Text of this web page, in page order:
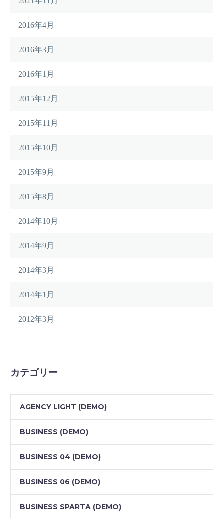
2016年4月
2016年3月
2016年1月
2015年12月
2015年11月
2015年10月
2015年9月
2015年8月
2014年10月
2014年9月
2014年3月
2014年1月
2012年3月
カテゴリー
AGENCY LIGHT (DEMO)
BUSINESS (DEMO)
BUSINESS 04 (DEMO)
BUSINESS 06 (DEMO)
BUSINESS SPARTA (DEMO)